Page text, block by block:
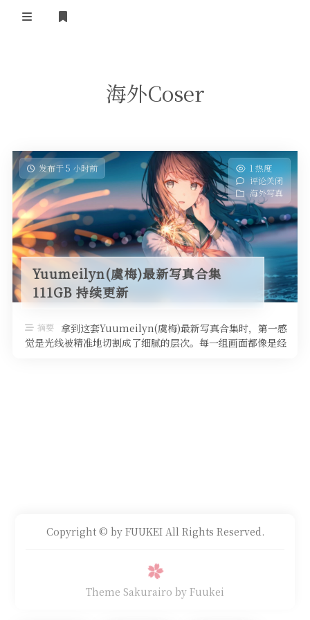
抖音反差
机构写真
海外写真
足控资源
海外Coser
发布于 5 小时前
1 热度
评论关闭
海外写真
Yuumeilyn(虞梅)最新写真合集
111GB 持续更新
摘要 拿到这套Yuumeilyn(虞梅)最新写真合集时，第一感
觉是光线被精准地切割成了细腻的层次。每一组画面都像是经
Copyright © by FUUKEI All Rights Reserved.
Theme Sakurairo by Fuukei